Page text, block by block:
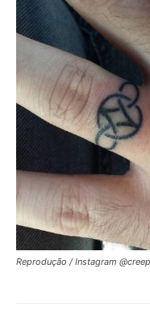
Reprodução / Instagram